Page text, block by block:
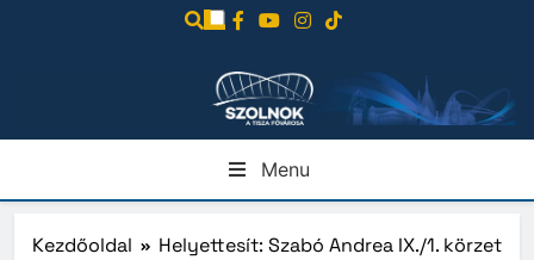
Menu
Kezdőoldal Helyettesít: Szabó Andrea IX./1. körzet